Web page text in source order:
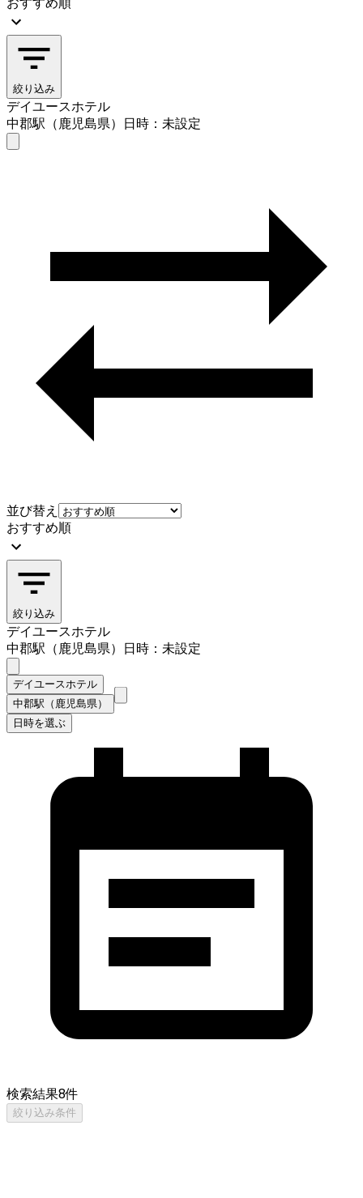
絞り込み
デイユースホテル
中郡駅（鹿児島県）
日時：未設定
並び替え
おすすめ順
絞り込み
デイユースホテル
中郡駅（鹿児島県）
日時：未設定
デイユースホテル
中郡駅（鹿児島県）
日時を選ぶ
検索結果8件
絞り込み条件